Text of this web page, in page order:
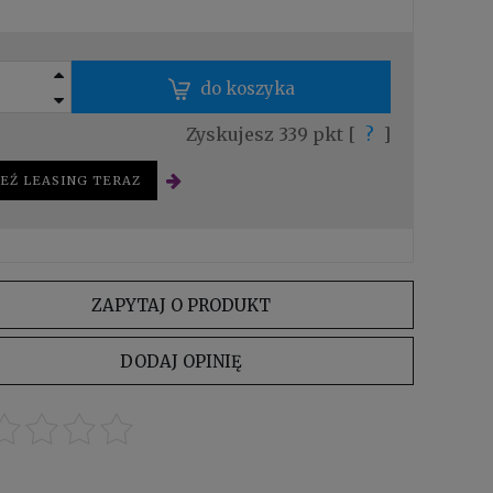
do koszyka
Zyskujesz 339 pkt [ ? ]
LEASING TERAZ
ZAPYTAJ O PRODUKT
DODAJ OPINIĘ